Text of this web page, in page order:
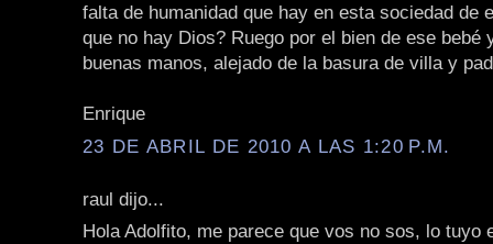
falta de humanidad que hay en esta sociedad de
que no hay Dios? Ruego por el bien de ese bebé
buenas manos, alejado de la basura de villa y
Enrique
23 DE ABRIL DE 2010 A LAS 1:20 P.M.
raul dijo...
Hola Adolfito, me parece que vos no sos, lo tuyo